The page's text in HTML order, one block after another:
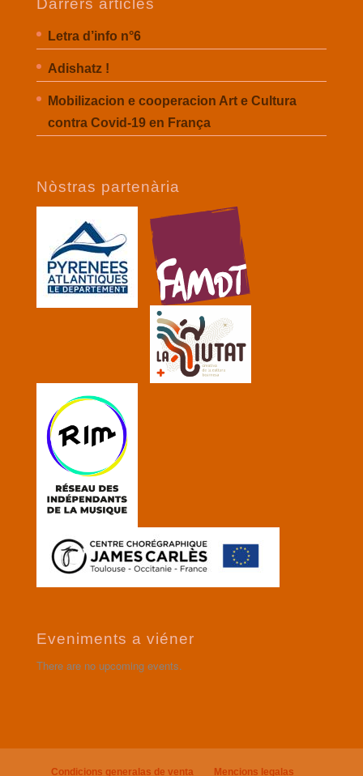
Letra d’info n°6
Adishatz !
Mobilizacion e cooperacion Art e Cultura
contra Covid-19 en França
Nòstras partenària
Eveniments a viéner
There are no upcoming events.
Condicions generalas de venta Mencions legalas